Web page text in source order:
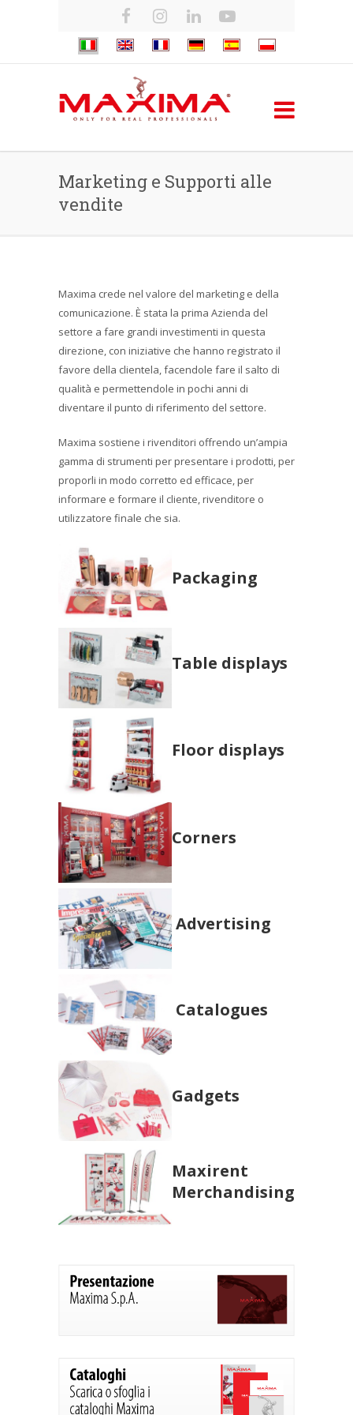
Marketing e Supporti alle
vendite
Maxima crede nel valore del marketing e della
comunicazione. È stata la prima Azienda del
settore a fare grandi investimenti in questa
direzione, con iniziative che hanno registrato il
favore della clientela, facendole fare il salto di
qualità e permettendole in pochi anni di
diventare il punto di riferimento del settore.
Maxima sostiene i rivenditori offrendo un’ampia
gamma di strumenti per presentare i prodotti, per
proporli in modo corretto ed efficace, per
informare e formare il cliente, rivenditore o
utilizzatore finale che sia.
Packaging
Table displays
Floor displays
Corners
Advertising
Catalogues
Gadgets
Maxirent
Merchandising